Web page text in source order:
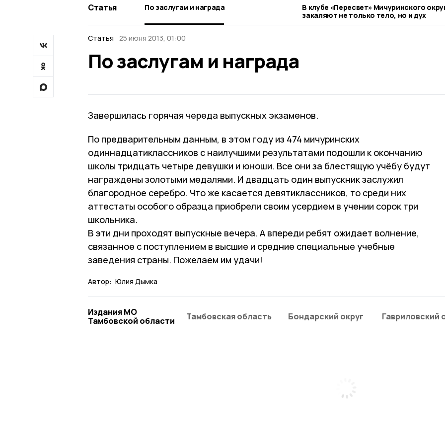
Статья По заслугам и награда
В клубе «Пересвет» Мичуринского
закаляют не только тело, но и дух
Статья
25 июня 2013, 01:00
По заслугам и награда
Завершилась горячая череда выпускных экзаменов.
По предварительным данным, в этом году из 474 мичуринских
одиннадцатиклассников с наилучшими результатами подошли к окончанию
школы тридцать четыре девушки и юноши. Все они за блестящую учёбу будут
награждены золотыми медалями. И двадцать один выпускник заслужил
благородное серебро. Что же касается девятиклассников, то среди них
аттестаты особого образца приобрели своим усердием в учении сорок три
школьника.
В эти дни проходят выпускные вечера. А впереди ребят ожидает волнение,
связанное с поступлением в высшие и средние специальные учебные
заведения страны. Пожелаем им удачи!
Автор: Юлия Дымка
Издания МО
Тамбовской области
Тамбовская область Бондарский округ Гавриловский